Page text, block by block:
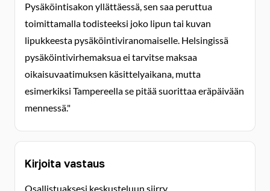
Pysäköintisakon yllättäessä, sen saa peruttua
toimittamalla todisteeksi joko lipun tai kuvan
lipukkeesta pysäköintiviranomaiselle. Helsingissä
pysäköintivirhemaksua ei tarvitse maksaa
oikaisuvaatimuksen käsittelyaikana, mutta
esimerkiksi Tampereella se pitää suorittaa eräpäivään
mennessä."
Kirjoita vastaus
Osallistuaksesi keskusteluun siirry